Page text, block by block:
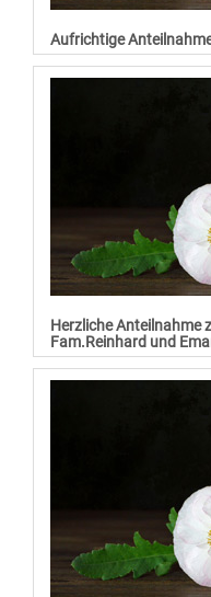
Aufrichtige
Herzliche Anteilnahme
Fam.Reinhard und